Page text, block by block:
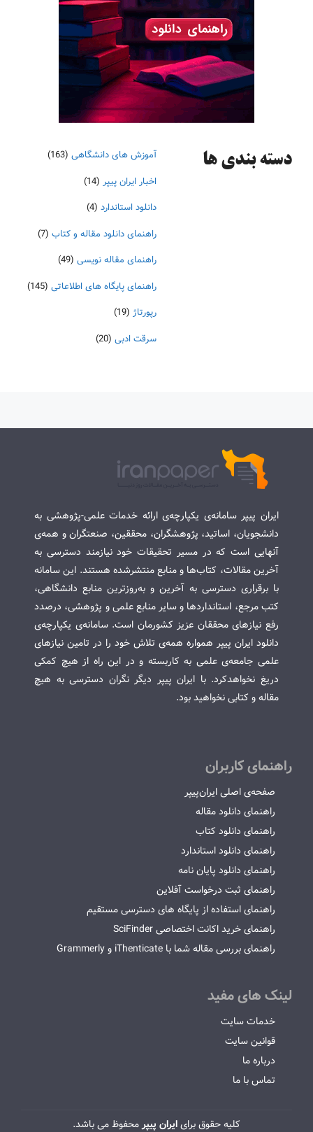
دسته‌ بندی ها آموزش های دانشگاهی (163)
اخبار ایران پیپر (14)
دانلود استاندارد (4)
راهنمای دانلود مقاله و کتاب (7)
راهنمای مقاله نویسی (49)
راهنمای پایگاه های اطلاعاتی (145)
رپورتاژ (19)
سرقت ادبی (20)
ایران پیپر سامانه‌ی یکپارچه‌ی ارائه خدمات علمی-پژوهشی به
دانشجویان، اساتید، پژوهشگران، محققین، صنعتگران و همه‌ی
آنهایی است که در مسیر تحقیقات خود نیازمند دسترسی به
آخرین مقالات، کتاب‌ها و منابع منتشرشده هستند. این سامانه
با برقراری دسترسی به آخرین و به‌روزترین منابع دانشگاهی،
کتب مرجع، استانداردها و سایر منابع علمی و پژوهشی، درصدد
رفع نیازهای محققان عزیز کشورمان است. سامانه‌ی یکپارچه‌ی
دانلود ایران پیپر همواره همه‌ی تلاش خود را در تامین نیازهای
علمی جامعه‌ی علمی به کاربسته و در این راه از هیچ کمکی
دریغ نخواهدکرد. با ایران پیپر دیگر نگران دسترسی به هیچ
مقاله و کتابی نخواهید بود.
راهنمای کاربران
صفحه‌ی اصلی ایران‌پیپر
راهنمای دانلود مقاله
راهنمای دانلود کتاب
راهنمای دانلود استاندارد
راهنمای دانلود پایان نامه
راهنمای ثبت درخواست آفلاین
راهنمای استفاده از پایگاه های دسترسی مستقیم
راهنمای خرید اکانت اختصاصی SciFinder
راهنمای بررسی مقاله شما با iThenticate و Grammerly
لینک های مفید
خدمات سایت
قوانین سایت
درباره ما
تماس با ما
کلیه حقوق برایایران پیپرمحفوظ می باشد.